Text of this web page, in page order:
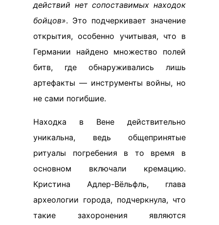
действий нет сопоставимых находок
бойцов». Это подчеркивает значение
открытия, особенно учитывая, что в
Германии найдено множество полей
битв, где обнаруживались лишь
артефакты — инструменты войны, но
не сами погибшие.
Находка в Вене действительно
уникальна, ведь общепринятые
ритуалы погребения в то время в
основном включали кремацию.
Кристина Адлер-Вёльфль, глава
археологии города, подчеркнула, что
такие захоронения являются